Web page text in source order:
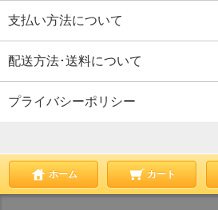
支払い方法について
配送方法･送料について
プライバシーポリシー
ホーム カート